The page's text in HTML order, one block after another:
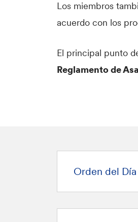
Los miembros
acuerdo con los
El principal punto
Reglamento de
Orden del Día